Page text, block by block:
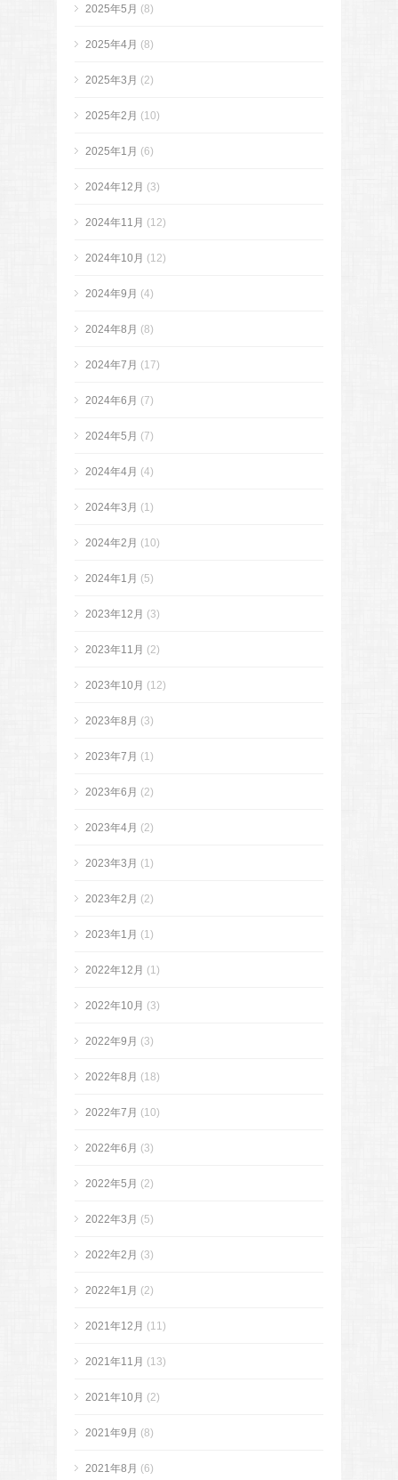
2025年5月 (8)
2025年4月 (8)
2025年3月 (2)
2025年2月 (10)
2025年1月 (6)
2024年12月 (3)
2024年11月 (12)
2024年10月 (12)
2024年9月 (4)
2024年8月 (8)
2024年7月 (17)
2024年6月 (7)
2024年5月 (7)
2024年4月 (4)
2024年3月 (1)
2024年2月 (10)
2024年1月 (5)
2023年12月 (3)
2023年11月 (2)
2023年10月 (12)
2023年8月 (3)
2023年7月 (1)
2023年6月 (2)
2023年4月 (2)
2023年3月 (1)
2023年2月 (2)
2023年1月 (1)
2022年12月 (1)
2022年10月 (3)
2022年9月 (3)
2022年8月 (18)
2022年7月 (10)
2022年6月 (3)
2022年5月 (2)
2022年3月 (5)
2022年2月 (3)
2022年1月 (2)
2021年12月 (11)
2021年11月 (13)
2021年10月 (2)
2021年9月 (8)
2021年8月 (6)